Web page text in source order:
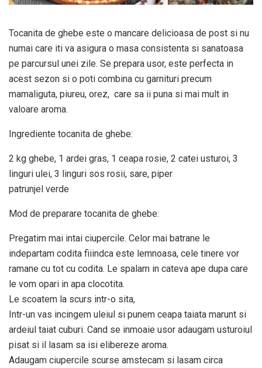
Tocanita de ghebe este o mancare delicioasa de post si nu
numai care iti va asigura o masa consistenta si sanatoasa
pe parcursul unei zile. Se prepara usor, este perfecta in
acest sezon si o poti combina cu garnituri precum
mamaliguta, piureu, orez, care sa ii puna si mai mult in
valoare aroma.
Ingrediente tocanita de ghebe:
2 kg ghebe, 1 ardei gras, 1 ceapa rosie, 2 catei usturoi, 3
linguri ulei, 3 linguri sos rosii, sare, piper
patrunjel verde
Mod de preparare tocanita de ghebe:
Pregatim mai intai ciupercile. Celor mai batrane le
indepartam codita fiiindca este lemnoasa, cele tinere vor
ramane cu tot cu codita. Le spalam in cateva ape dupa care
le vom opari in apa clocotita.
Le scoatem la scurs intr-o sita,
Intr-un vas incingem uleiul si punem ceapa taiata marunt si
ardeiul taiat cuburi. Cand se inmoaie usor adaugam usturoiul
pisat si il lasam sa isi elibereze aroma.
Adaugam ciupercile scurse amstecam si lasam circa